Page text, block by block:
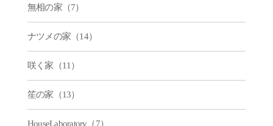
無相の家（7）
ナツメの家（14）
咲く家（11）
笙の家（13）
HouseLaboratory（7）